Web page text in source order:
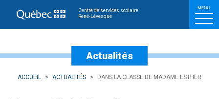
Centre de services scolaire
René-Lévesque
Dans la classe de
Actualités
ACCUEIL ACTUALITÉS DANS LA CLASSE DE MADAME ESTHER